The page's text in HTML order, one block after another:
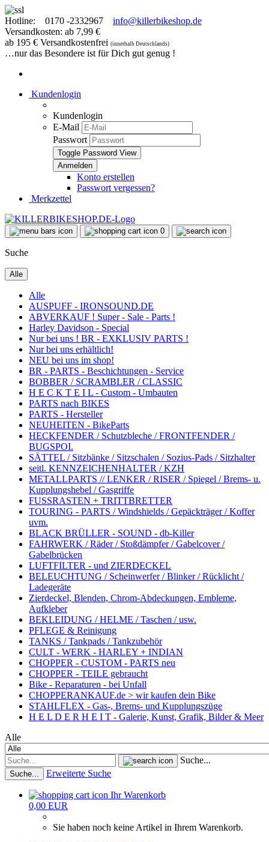
Hotline: 0170 -2332967
info@killerbikeshop.de
Versandkosten: ab 7,99 €
ab 195 € Versandkostenfrei (innerhalb Deutschlands)
…nur das Besondere ist für Dich gut genug !
Kundenlogin
Kundenlogin
E-Mail
Passwort
Toggle Password View
Konto erstellen
Passwort vergessen?
Merkzettel
0
Suche
Alle
Alle
AUSPUFF - IRONSOUND.DE
ABVERKAUF ! Super - Sale - Parts !
Harley Davidson - Special
Nur bei uns ! BR - EXKLUSIV PARTS !
Nur bei uns erhältlich!
NEU bei uns im shop!
BR - PARTS - Beschichtungen - Service
BOBBER / SCRAMBLER / CLASSIC
H E C K T E I L - Custom - Umbauten
PARTS nach BIKES
PARTS - Hersteller
NEUHEITEN - BikeParts
HECKFENDER / Schutzbleche / FRONTFENDER /
BUGSPOI.
SÄTTEL / Sitzbänke / Sitzschalen / Sozius-Pads / Sitzhalter
seitl. KENNZEICHENHALTER / KZH
METALLPARTS // LENKER / RISER / Spiegel / Brems- u.
Kupplungshebel / Gasgriffe
FUSSRASTEN + TRITTBRETTER
TOURING - PARTS / Windshields / Gepäckträger / Koffer
uvm.
BLACK BRÜLLER - SOUND - db-Killer
FAHRWERK / Räder / Stoßdämpfer / Gabelcover /
Gabelbrücken
LUFTFILTER - und ZIERDECKEL
BELEUCHTUNG / Scheinwerfer / Blinker / Rücklicht /
Ladegeräte
Zierdeckel, Blenden, Chrom-Abdeckungen, Embleme,
Aufkleber
BEKLEIDUNG / HELME / Taschen / usw.
PFLEGE & Reinigung
TANKS / Tankpads / Tankzubehör
CULT - WERK - HARLEY + INDIAN
CHOPPER - CUSTOM - PARTS neu
CHOPPER - TEILE gebraucht
Bike - Reparaturen - bei Unfall
CHOPPERANKAUF.de > wir kaufen dein Bike
STAHLFLEX - Gas-, Brems- und Kupplungszüge
H E L D E R H E I T - Galerie, Kunst, Grafik, Bilder & Meer
Alle
Suche...
Suche... Erweiterte Suche
Ihr Warenkorb
0,00 EUR
Sie haben noch keine Artikel in Ihrem Warenkorb.